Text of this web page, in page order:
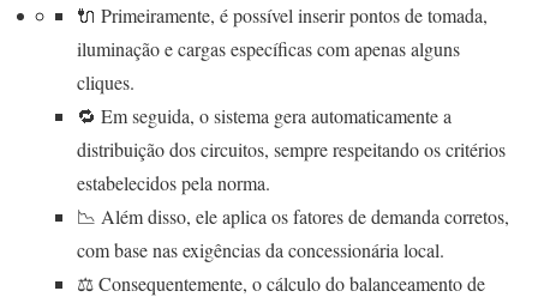
🔌 Primeiramente, é possível inserir pontos de tomada,
iluminação e cargas específicas com apenas alguns
cliques.
🔁 Em seguida, o sistema gera automaticamente a
distribuição dos circuitos, sempre respeitando os critérios
estabelecidos pela norma.
📉 Além disso, ele aplica os fatores de demanda corretos,
com base nas exigências da concessionária local.
⚖️ Consequentemente, o cálculo do balanceamento de